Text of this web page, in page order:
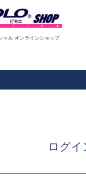
ャル オンラインショップ
ログイ